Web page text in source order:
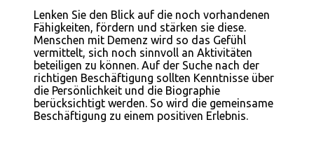
Lenken Sie den Blick auf die noch vorhandenen
Fähigkeiten, fördern und stärken sie diese.
Menschen mit Demenz wird so das Gefühl
vermittelt, sich noch sinnvoll an Aktivitäten
beteiligen zu können. Auf der Suche nach der
richtigen Beschäftigung sollten Kenntnisse über
die Persönlichkeit und die Biographie
berücksichtigt werden. So wird die gemeinsame
Beschäftigung zu einem positiven Erlebnis.